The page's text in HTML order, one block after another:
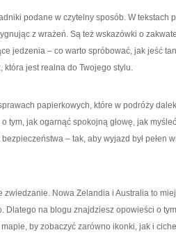
podane w czytelny sposób. W tekstach
z wrażeń. Są też wskazówki o
jedzenia – co warto spróbować, jak jeść
która jest realna do Twojego stylu.
papierkowych, które w podróży
tym, jak ogarnąć spokojną głowę, jak
– tak, aby wyjazd był pełen
zwiedzanie. Nowa Zelandia i Australia to
Dlatego na blogu znajdziesz opowieści o
by zobaczyć zarówno ikonki, jak i